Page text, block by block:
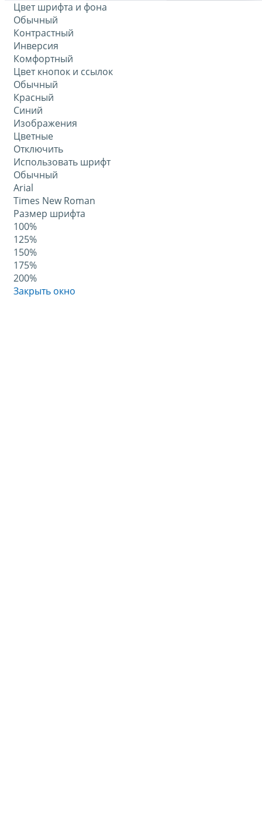
Цвет шрифта и фона
Обычный
Контрастный
Инверсия
Комфортный
Цвет кнопок и ссылок
Обычный
Красный
Синий
Изображения
Цветные
Отключить
Использовать шрифт
Обычный
Arial
Times New Roman
Размер шрифта
100%
125%
150%
175%
200%
Закрыть окно